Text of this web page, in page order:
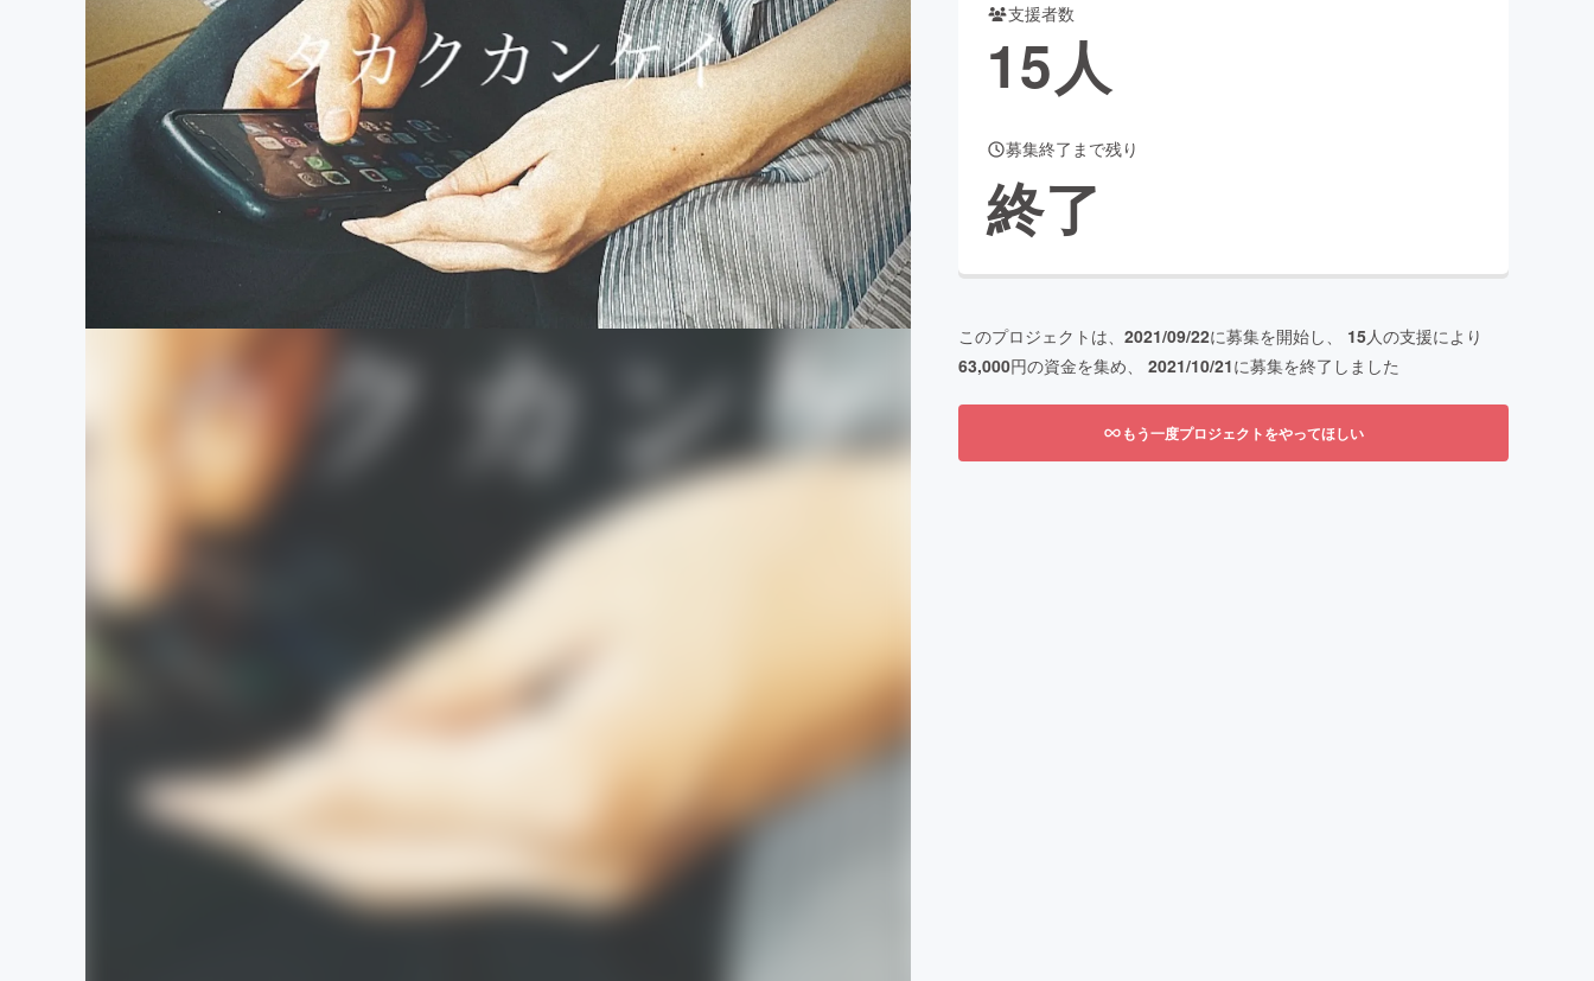
ビジネス・起業 チャレンジ ビューティー・ヘルスケア
まちづくり・地域活性化
CAMPFIRE for Social GoodCAMPFIRE Creation
CAMPFIREふるさと納税machi-yaコミュニティ
支援者数
15人
募集終了まで残り
終了
このプロジェクトは、 2021/09/22に募集を開始し、 15人の支援により
63,000円の資金を集め、 2021/10/21に募集を終了しました
もう一度プロジェクトをやってほしい